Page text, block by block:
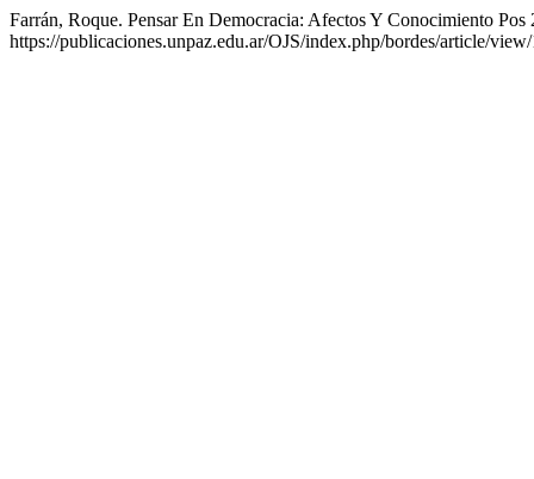
Farrán, Roque. Pensar En Democracia: Afectos Y Conocimiento
https://publicaciones.unpaz.edu.ar/OJS/index.php/bordes/article/